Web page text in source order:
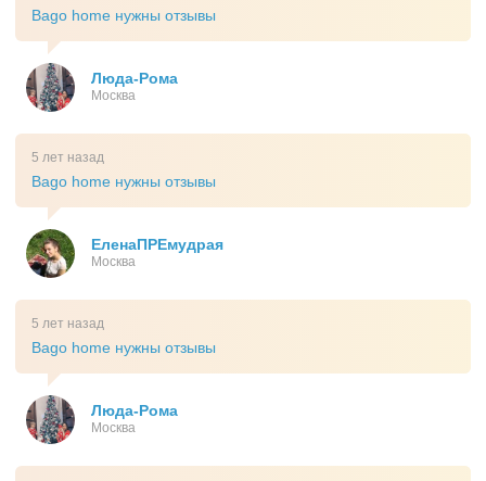
Bago home нужны отзывы
Люда-Рома
Москва
5 лет назад
Bago home нужны отзывы
ЕленаПРЕмудрая
Москва
5 лет назад
Bago home нужны отзывы
Люда-Рома
Москва